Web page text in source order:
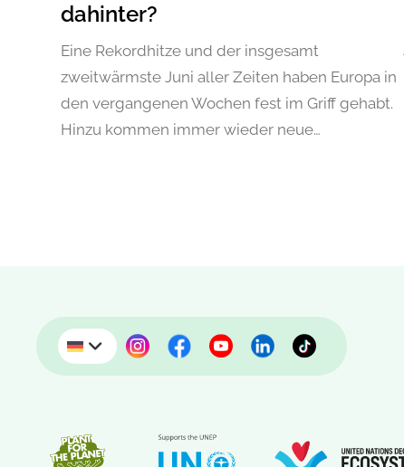
dahinter?
Eine Rekordhitze und der insgesamt
zweitwärmste Juni aller Zeiten haben Europa in
den vergangenen Wochen fest im Griff gehabt.
Hinzu kommen immer wieder neue…